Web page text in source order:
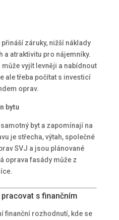
záruky, nižší náklady
a atraktivitu pro nájemníky.
vyjít levněji a nabídnout
ale třeba počítat s investicí
oprav.
bytu
byt a zapomínají na
je střecha, výtah, společné
SVJ a jsou plánované
oprava fasády může z
s finančním
finanční rozhodnutí, kde se